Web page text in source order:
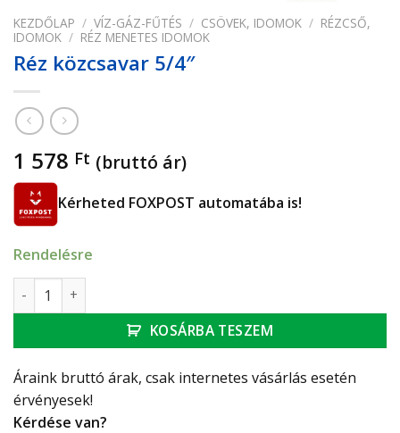
KEZDŐLAP / VÍZ-GÁZ-FŰTÉS / CSÖVEK, IDOMOK / RÉZCSŐ,
IDOMOK / RÉZ MENETES IDOMOK
Réz közcsavar 5/4″
1 578 Ft (bruttó ár)
Kérheted FOXPOST automatába is!
Rendelésre
Réz közcsavar 5/4" mennyiség
KOSÁRBA TESZEM
Áraink bruttó árak, csak internetes vásárlás esetén
érvényesek!
Kérdése van?